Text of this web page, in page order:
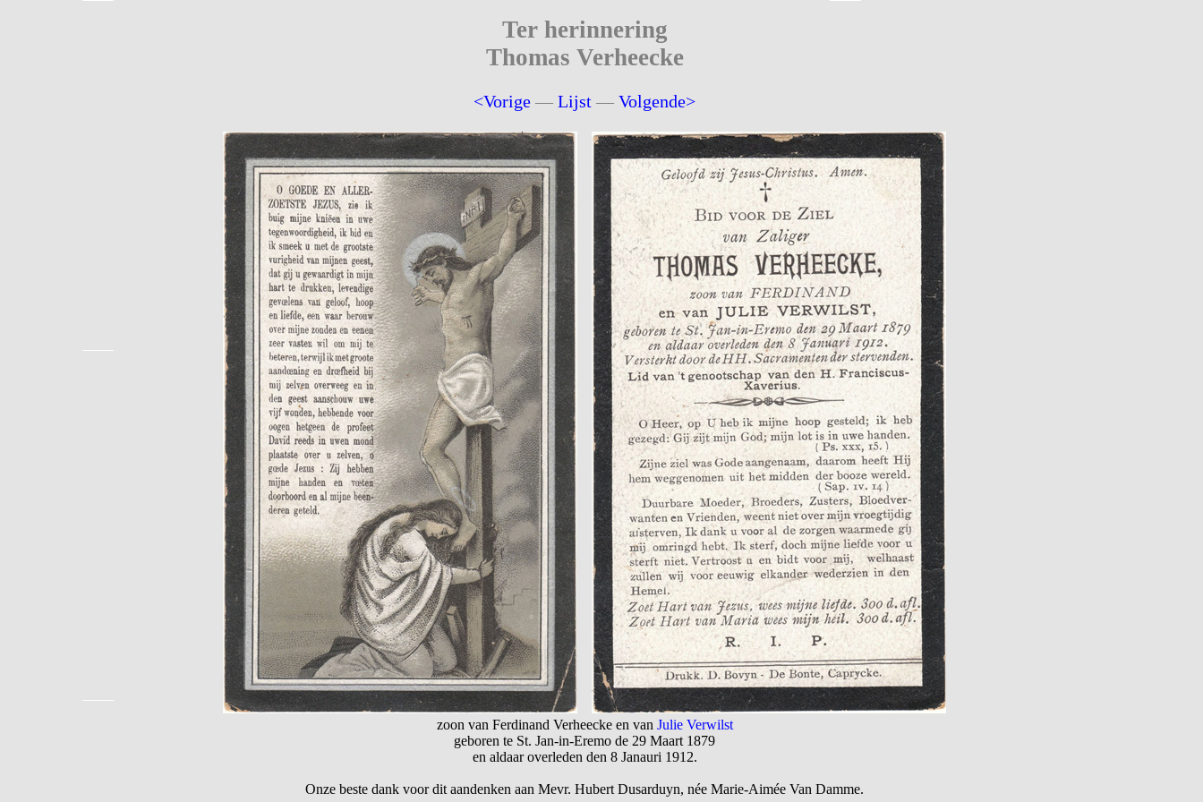
Ter herinnering
Thomas Verheecke
<Vorige —Lijst —Volgende>
zoon van Ferdinand Verheecke en van Julie Verwilst
geboren te St. Jan-in-Eremo de 29 Maart 1879
en aldaar overleden den 8 Janauri 1912.
Onze beste dank voor dit aandenken aan Mevr. Hubert Dusarduyn, née Marie-Aimée Van Damme.